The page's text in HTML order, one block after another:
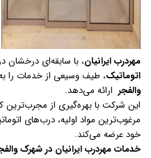
مهردرب ایرانیان، با سابقه‌ای درخشان
اتوماتیک، طیف وسیعی از خدمات را
والفجر ارائه می‌دهد.
این شرکت با بهره‌گیری از مجرب‌ترین
مرغوب‌ترین مواد اولیه، درب‌های
خود عرضه می‌کند.
خدمات مهردرب ایرانیان در شهرک